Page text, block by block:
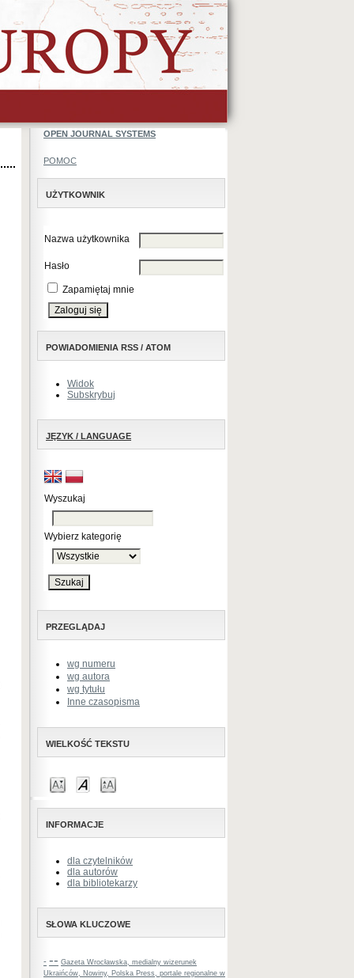
OPEN JOURNAL SYSTEMS
POMOC
UŻYTKOWNIK
Nazwa użytkownika
Hasło
Zapamiętaj mnie
POWIADOMIENIA RSS / ATOM
Widok
Subskrybuj
JĘZYK / LANGUAGE
Wyszukaj
Wybierz kategorię
PRZEGLĄDAJ
wg numeru
wg autora
wg tytułu
Inne czasopisma
WIELKOŚĆ TEKSTU
INFORMACJE
dla czytelników
dla autorów
dla bibliotekarzy
SŁOWA KLUCZOWE
- -- Gazeta Wrocławska, medialny wizerunek
Ukraińców, Nowiny, Polska Press, portale regionalne w